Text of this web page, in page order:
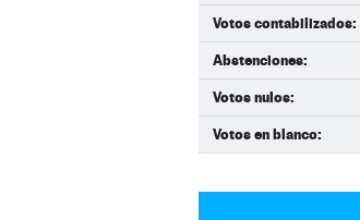
Votos contabilizados:
Abstenciones:
Votos nulos:
Votos en blanco: